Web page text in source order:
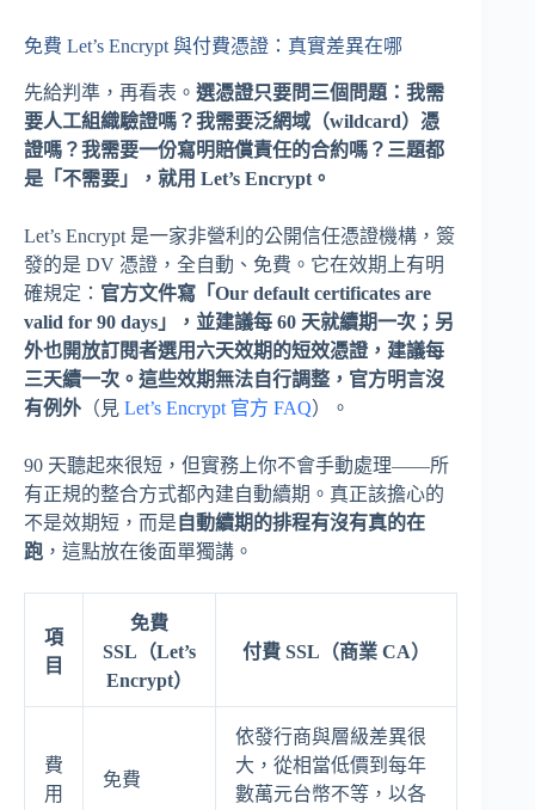
免費 Let’s Encrypt 與付費憑證：真實差異在哪
先給判準，再看表。 選憑證只要問三個問題：我需
要人工組織驗證嗎？我需要泛網域（wildcard）憑
證嗎？我需要一份寫明賠償責任的合約嗎？三題都
是「不需要」，就用 Let’s Encrypt。
Let’s Encrypt 是一家非營利的公開信任憑證機構，簽
發的是 DV 憑證，全自動、免費。它在效期上有明
確規定： 官方文件寫「Our default certificates are
valid for 90 days」，並建議每 60 天就續期一次；另
外也開放訂閱者選用六天效期的短效憑證，建議每
三天續一次。這些效期無法自行調整，官方明言沒
有例外 （見 Let’s Encrypt 官方 FAQ）。
90 天聽起來很短，但實務上你不會手動處理——所
有正規的整合方式都內建自動續期。真正該擔心的
不是效期短，而是 自動續期的排程有沒有真的在
跑 ，這點放在後面單獨講。
項
目
免費
SSL（Let’s
Encrypt）
付費 SSL（商業 CA）
費
用
免費
依發行商與層級差異很
大，從相當低價到每年
數萬元台幣不等，以各